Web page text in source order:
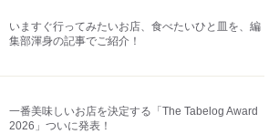
いますぐ行ってみたいお店、食べたいひと皿を、編
集部渾身の記事でご紹介！
一番美味しいお店を決定する「The Tabelog Award
2026」ついに発表！